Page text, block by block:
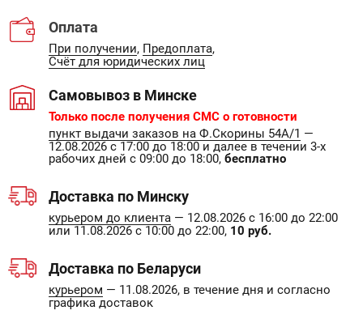
Оплата
При получении, Предоплата,
Счёт для юридических лиц
Самовывоз в Минске
Только после получения СМС о готовности
пункт выдачи заказов на Ф.Скорины 54А/1 —
12.08.2026 с 17:00 до 18:00 и далее в течении 3-х
рабочих дней с 09:00 до 18:00, бесплатно
Доставка по Минску
курьером до клиента — 12.08.2026 с 16:00 до 22:00
или 11.08.2026 с 10:00 до 22:00, 10 руб.
Доставка по Беларуси
курьером — 11.08.2026, в течение дня и согласно
графика доставок